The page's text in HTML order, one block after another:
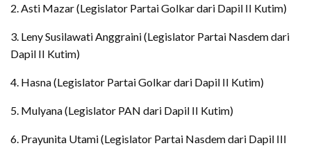
2. Asti Mazar (Legislator Partai Golkar dari Dapil II Kutim)
3. Leny Susilawati Anggraini (Legislator Partai Nasdem dari
Dapil II Kutim)
4. Hasna (Legislator Partai Golkar dari Dapil II Kutim)
5. Mulyana (Legislator PAN dari Dapil II Kutim)
6. Prayunita Utami (Legislator Partai Nasdem dari Dapil III